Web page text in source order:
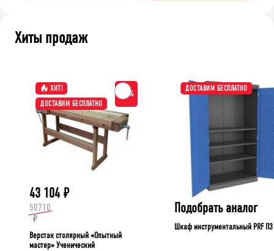
Хиты продаж
ХИТ!
ДОСТАВИМ БЕСПЛАТНО
-15%
43 104 ₽
50710
₽
Верстак столярный «Опытный
мастер» Ученический
ДОСТАВИМ БЕСПЛАТНО
Подобрать аналог
Шкаф инструментальный PRF П3